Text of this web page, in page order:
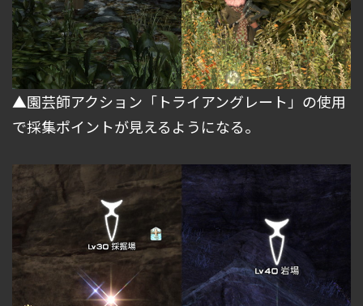
▲園芸師アクション「トライアングレート」の使用
で採集ポイントが見えるようになる。